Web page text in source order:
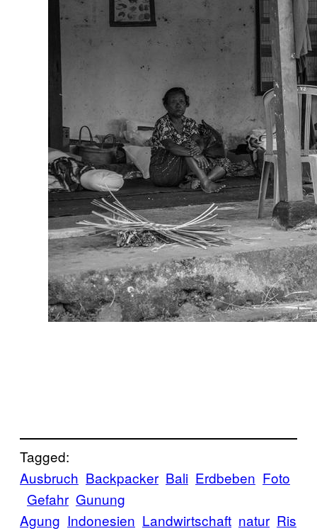
Tagged:
Ausbruch Backpacker Bali Erdbeben Foto
Gefahr Gunung
Agung Indonesien Landwirtschaft natur Ris